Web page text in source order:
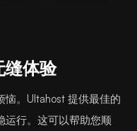
缝体验
。Ultahost 提供最佳的
运行。这可以帮助您顺